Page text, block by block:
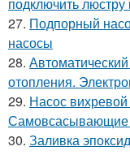
27. Подпорный
насосы
28.
отопления.
29. Насос
Самовсасывающие
30. Заливка